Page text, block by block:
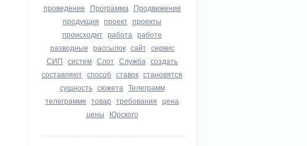
проведение Программа Продвижение
продукция проект проекты
происходит работа работе
разводные рассылок сайт сервис
СИП систем Слот Служба создать
составляют способ ставок становятся
сущность сюжета Телеграмм
телеграмме товар требования цена
цены Юрского